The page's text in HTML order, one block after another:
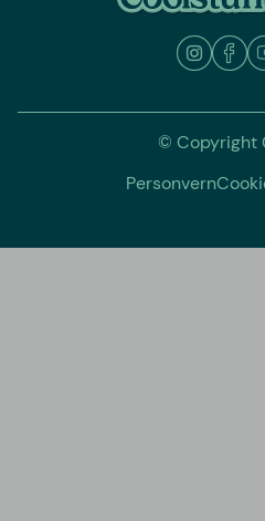
© Copyright
Personvern